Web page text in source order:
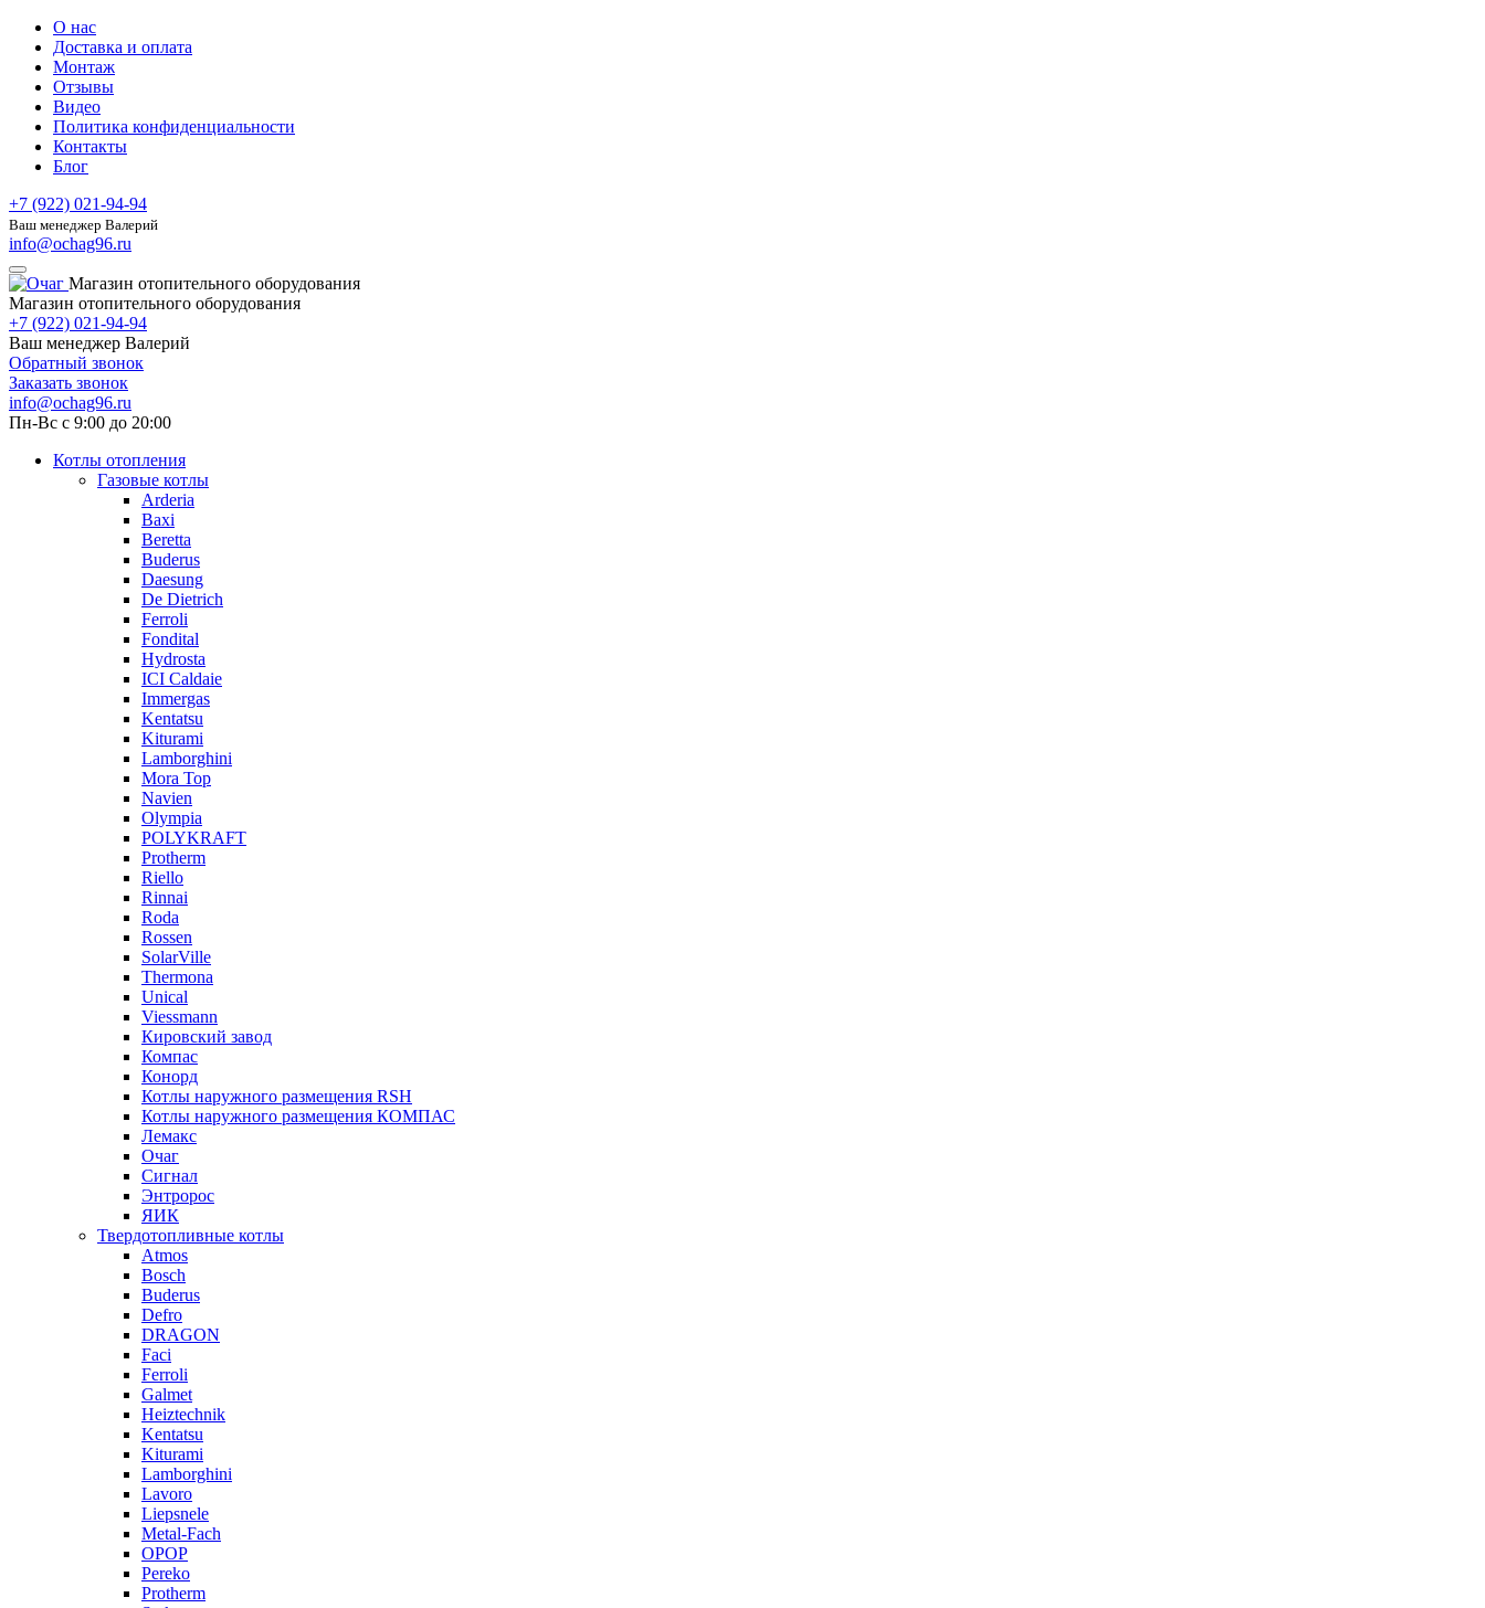
О нас
Доставка и оплата
Монтаж
Отзывы
Видео
Политика конфиденциальности
Контакты
Блог
+7 (922) 021-94-94
Ваш менеджер Валерий
info@ochag96.ru
Магазин отопительного оборудования
Магазин отопительного оборудования
+7 (922) 021-94-94
Ваш менеджер Валерий
Обратный звонок
Заказать звонок
info@ochag96.ru
Пн-Вс с 9:00 до 20:00
Котлы отопления
Газовые котлы
Arderia
Baxi
Beretta
Buderus
Daesung
De Dietrich
Ferroli
Fondital
Hydrosta
ICI Caldaie
Immergas
Kentatsu
Kiturami
Lamborghini
Mora Top
Navien
Olympia
POLYKRAFT
Protherm
Riello
Rinnai
Roda
Rossen
SolarVille
Thermona
Unical
Viessmann
Кировский завод
Компас
Конорд
Котлы наружного размещения RSH
Котлы наружного размещения КОМПАС
Лемакс
Очаг
Сигнал
Энтророс
ЯИК
Твердотопливные котлы
Atmos
Bosch
Buderus
Defro
DRAGON
Faci
Ferroli
Galmet
Heiztechnik
Kentatsu
Kiturami
Lamborghini
Lavoro
Liepsnele
Metal-Fach
OPOP
Pereko
Protherm